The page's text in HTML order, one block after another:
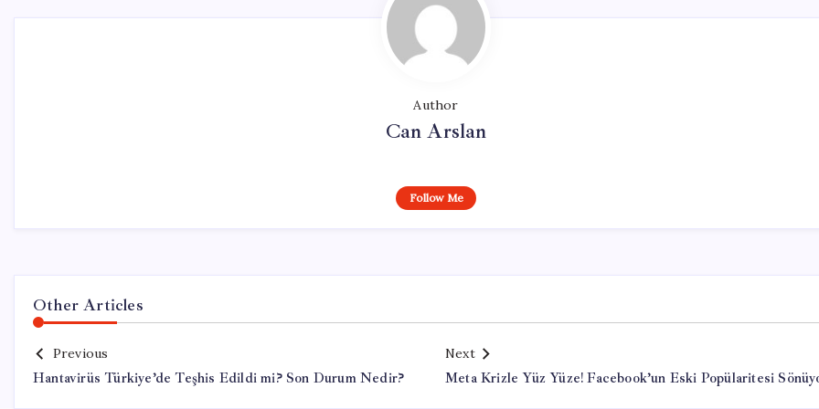
Author
Can Arslan
Follow Me
Other Articles
Previous
Hantavirüs Türkiye’de Teşhis Edildi mi? Son Durum Nedir?
Next
Meta Krizle Yüz Yüze! Facebook’un Eski Popülaritesi